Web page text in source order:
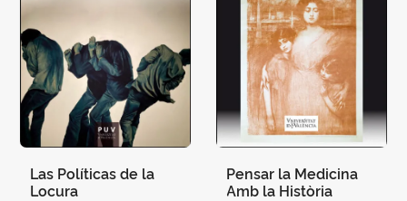
Las Políticas de la
Locura
Pensar la Medicina
Amb la Història